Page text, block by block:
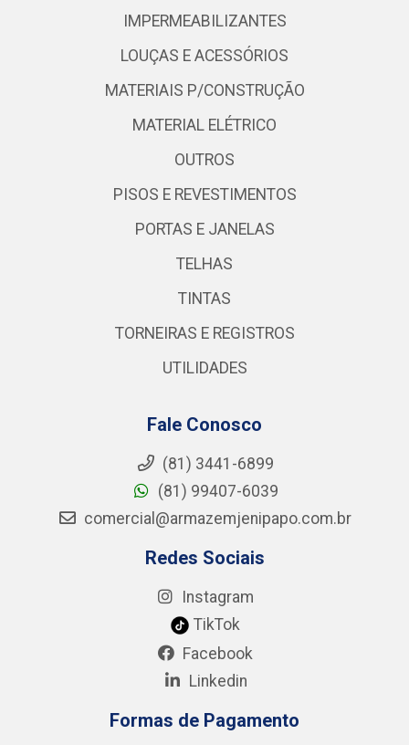
IMPERMEABILIZANTES
LOUÇAS E ACESSÓRIOS
MATERIAIS P/CONSTRUÇÃO
MATERIAL ELÉTRICO
OUTROS
PISOS E REVESTIMENTOS
PORTAS E JANELAS
TELHAS
TINTAS
TORNEIRAS E REGISTROS
UTILIDADES
Fale Conosco
(81) 3441-6899
(81) 99407-6039
comercial@armazemjenipapo.com.br
Redes Sociais
Instagram
TikTok
Facebook
Linkedin
Formas de Pagamento